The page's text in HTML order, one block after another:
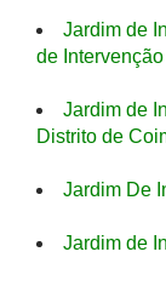
Jardim de
de
Jardim de
Distrito de
Jardim De
Jardim de